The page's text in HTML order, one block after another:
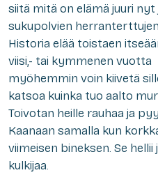
siitä mitä on elämä juuri
sukupolvien
Historia elää toistaen
viisi,- tai kymmenen vuotta
myöhemmin voin kiivetä
katsoa kuinka tuo aalto
Toivotan heille rauhaa ja
Kaanaan samalla kun
viimeisen bineksen. Se
kulkijaa.